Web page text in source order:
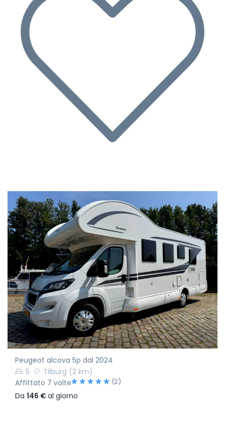
Peugeot alcova 5p dal 2024
5
Tilburg (2 km)
Affittato 7 volte
(2)
Da 146 €al giorno